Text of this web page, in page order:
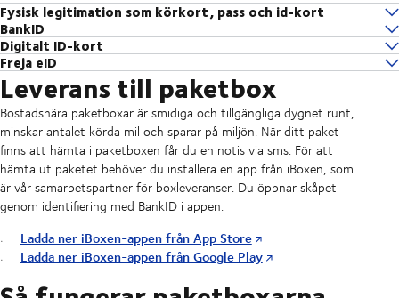
Fysisk legitimation som körkort, pass och id-kort
Uppge löpnummer (fyra siffror) från aviseringen när du hämtar ut
din försändelse. Bud ska visa både din och sin egen legitimation.
BankID
När paketet finns att hämta får du ett sms med en länk som leder till
identifiering med BankID. Därefter skapas en QR-kod som du visar för
ombudet (inget leg behövs). Du kan även skicka QR-koden till någon
annan, som sen kan hämta ut paketet utan att visa legitimation.
Digitalt ID-kort
För att hämta ut paket med Digitalt ID-kort krävs det att du har laddat
ner Mobilt BankID och att du har ett aktuellt nationellt ID-kort eller
pass. Legitimeringen med ditt digitala ID-kort sker via Mobilt BankID,
som du sedan visar upp för ombudet.
Freja eID
Freja är en mobilapplikation för elektronisk identitet (e-legitimation)
som är godkänd för användning av den svenska regeringen och EU.
Använd den för att identifiera dig online och personligen.
Läs mer om Freja eID här
Leverans till paketbox
Bostadsnära paketboxar är smidiga och tillgängliga dygnet runt,
minskar antalet körda mil och sparar på miljön. När ditt paket
finns att hämta i paketboxen får du en notis via sms. För att
hämta ut paketet behöver du installera en app från iBoxen, som
är vår samarbetspartner för boxleveranser. Du öppnar skåpet
genom identifiering med BankID i appen.
Ladda ner iBoxen-appen från App Store
Ladda ner iBoxen-appen från Google Play